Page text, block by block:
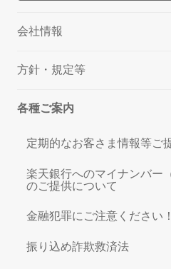
会社情報
方針・規定等
各種ご案内
定期的なお客さま情報等ご
楽天銀行へのマイナンバー
のご提供について
金融犯罪にご注意ください！
振り込め詐欺救済法